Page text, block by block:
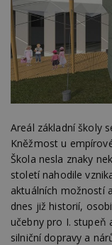
Areál základní školy
Kněžmost u
Škola nesla znaky
století nahodile
aktuálních možností
dnes již historií,
učebny pro I. stupeň
silniční dopravy a